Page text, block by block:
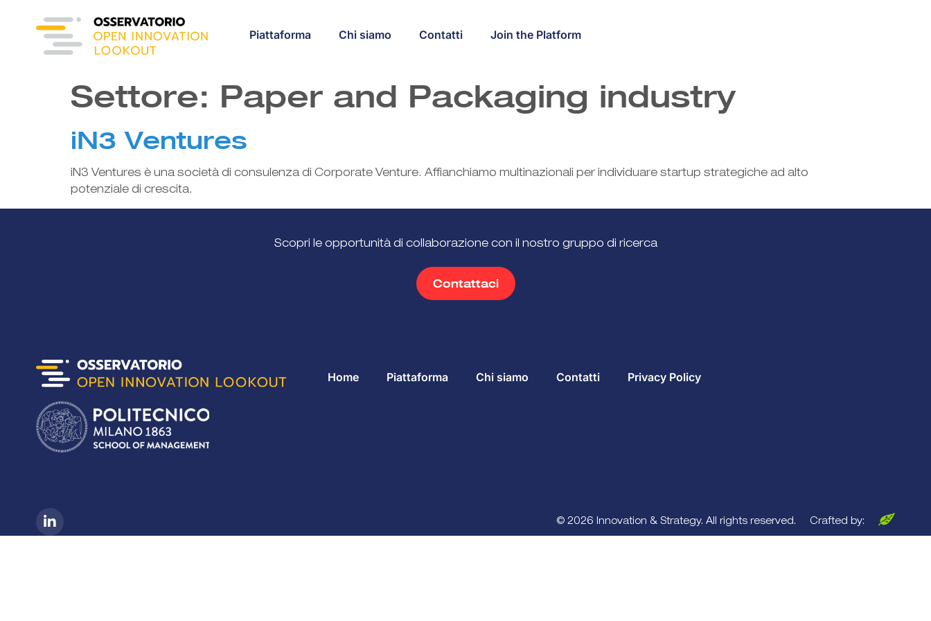
Piattaforma Chi siamo Contatti Join the Platform
Settore: Paper and Packaging industry
iN3 Ventures
iN3 Ventures è una società di consulenza di Corporate Venture. Affianchiamo multinazionali per individuare startup strategiche ad alto
potenziale di crescita.
Scopri le opportunità di collaborazione con il nostro gruppo di ricerca
Contattaci
Home Piattaforma Chi siamo Contatti Privacy Policy
© 2026 Innovation & Strategy. All rights reserved. Crafted by: